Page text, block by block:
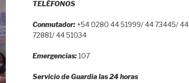
TELÉFONOS
Conmutador:+54 0280 44 51999/ 44 73445/ 44
72881/ 44 51034
Emergencias:107
Servicio de Guardia las 24 horas